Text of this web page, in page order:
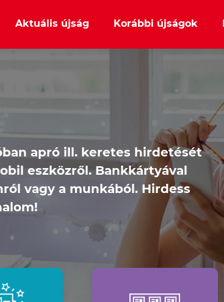
Aktuális újság Korábbi újságok
apró ill. keretes hirdetését
eszközről. Bankkártyával
vagy a munkából. Hirdess